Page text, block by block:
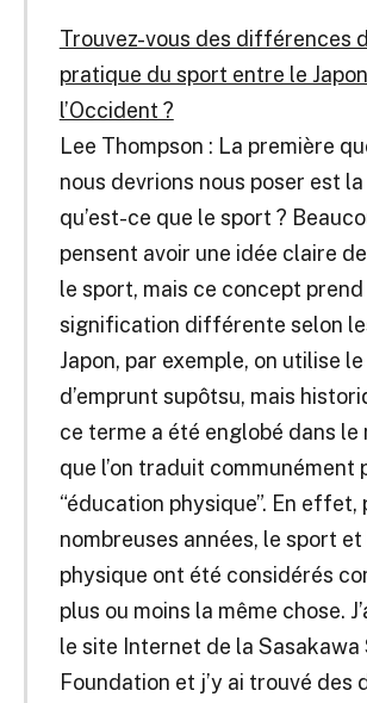
Trouvez-vous des différences
pratique du sport entre le
l’Occident ?
Lee Thompson : La première
nous devrions nous poser est
qu’est-ce que le sport ?
pensent avoir une idée claire
le sport, mais ce concept
signification différente selon
Japon, par exemple, on utilise
d’emprunt supôtsu, mais
ce terme a été englobé dans le
que l’on traduit communément
“éducation physique”. En effet,
nombreuses années, le sport et
physique ont été considérés
plus ou moins la même chose.
le site Internet de la Sasakawa
Foundation et j’y ai trouvé des